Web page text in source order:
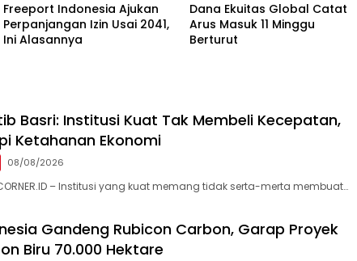
Freeport Indonesia Ajukan
Perpanjangan Izin Usai 2041,
Ini Alasannya
Dana Ekuitas Global Catat
Arus Masuk 11 Minggu
Berturut
Basri: Institusi Kuat Tak Membeli Kecepatan,
Ketahanan Ekonomi
08/08/2026
– Institusi yang kuat memang tidak serta-merta membuat…
Gandeng Rubicon Carbon, Garap Proyek
Biru 70.000 Hektare